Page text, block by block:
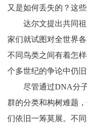
又是如何丢失的？这
达尔文提出共同
家们就试图对全世界
不同鸟类之间有着怎
个多世纪的争论中仍旧
尽管通过DNA分
群的分类和构树难题
们依旧一筹莫展。不